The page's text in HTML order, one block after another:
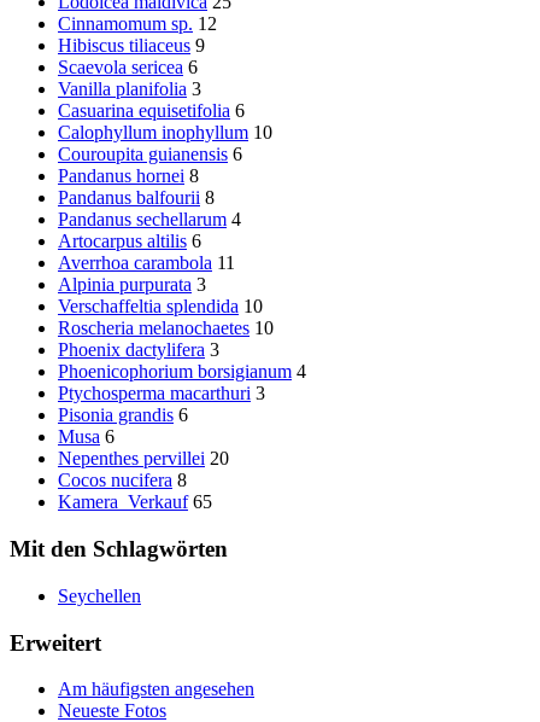
Cinnamomum sp. 12
Hibiscus tiliaceus 9
Scaevola sericea 6
Vanilla planifolia 3
Casuarina equisetifolia 6
Calophyllum inophyllum 10
Couroupita guianensis 6
Pandanus hornei 8
Pandanus balfourii 8
Pandanus sechellarum 4
Artocarpus altilis 6
Averrhoa carambola 11
Alpinia purpurata 3
Verschaffeltia splendida 10
Roscheria melanochaetes 10
Phoenix dactylifera 3
Phoenicophorium borsigianum 4
Ptychosperma macarthuri 3
Pisonia grandis 6
Musa 6
Nepenthes pervillei 20
Cocos nucifera 8
Kamera_Verkauf 65
Mit den Schlagwörten
Seychellen
Erweitert
Am häufigsten angesehen
Neueste Fotos